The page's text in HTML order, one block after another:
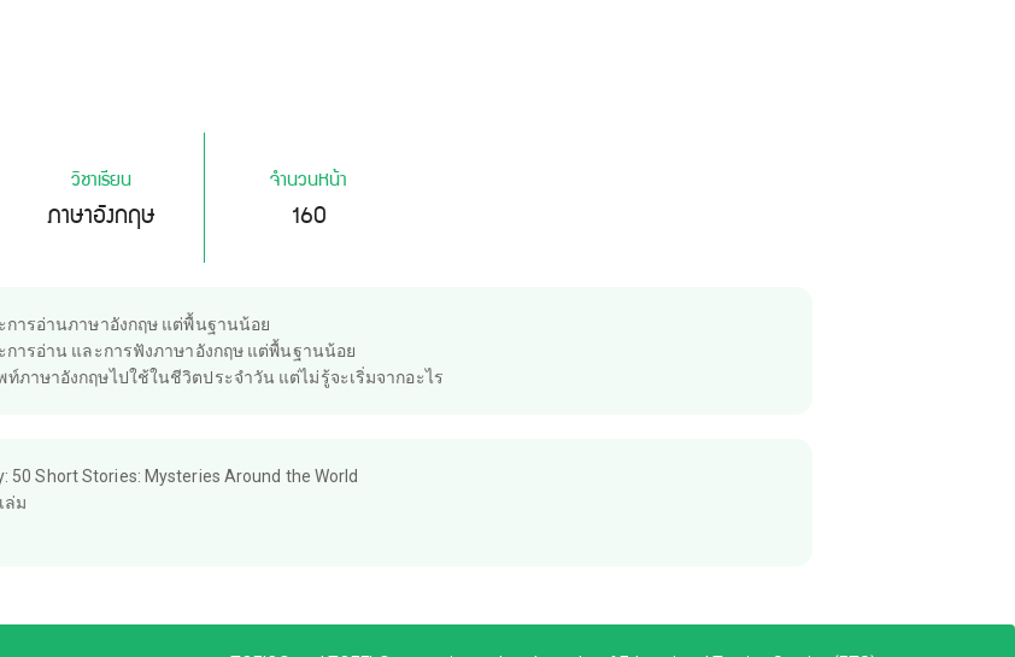
วิชาเรียน
ภาษาอังกฤษ
จำนวนหน้า
160
การอ่านภาษาอังกฤษ แต่พื้นฐานน้อย
การอ่าน และการฟังภาษาอังกฤษ แต่พื้นฐานน้อย
ท์ภาษาอังกฤษไปใช้ในชีวิตประจำวัน แต่ไม่รู้จะเริ่มจากอะไร
50 Short Stories: Mysteries Around the World
ล่ม